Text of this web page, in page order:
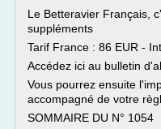
Le Betteravier Français,
suppléments
Tarif France : 86 EUR -
Accédez ici au bulletin
Vous pourrez ensuite
accompagné de votre
SOMMAIRE DU N° 1054